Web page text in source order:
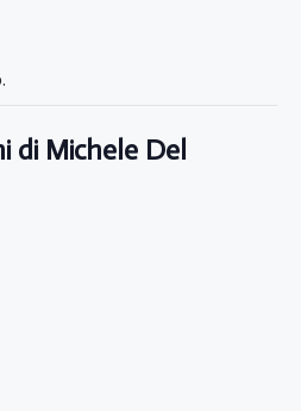
di Michele Del